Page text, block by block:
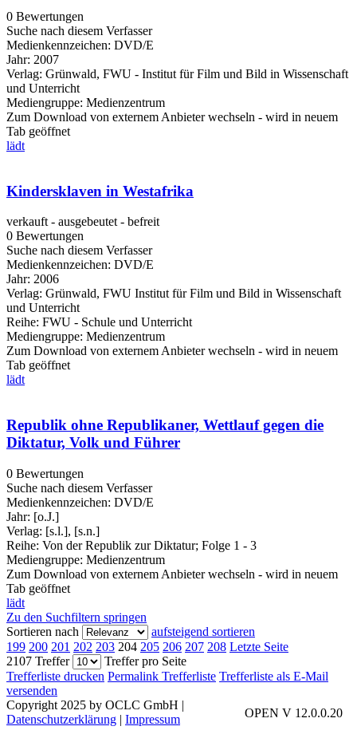
0 Bewertungen
Suche nach diesem Verfasser
Medienkennzeichen: DVD/E
Jahr: 2007
Verlag: Grünwald, FWU - Institut für Film und Bild in Wissenschaft
und Unterricht
Mediengruppe: Medienzentrum
Zum Download von externem Anbieter wechseln - wird in neuem
Tab geöffnet
lädt
Kindersklaven in Westafrika
verkauft - ausgebeutet - befreit
0 Bewertungen
Suche nach diesem Verfasser
Medienkennzeichen: DVD/E
Jahr: 2006
Verlag: Grünwald, FWU Institut für Film und Bild in Wissenschaft
und Unterricht
Reihe: FWU - Schule und Unterricht
Mediengruppe: Medienzentrum
Zum Download von externem Anbieter wechseln - wird in neuem
Tab geöffnet
lädt
Republik ohne Republikaner, Wettlauf gegen die
Diktatur, Volk und Führer
0 Bewertungen
Suche nach diesem Verfasser
Medienkennzeichen: DVD/E
Jahr: [o.J.]
Verlag: [s.l.], [s.n.]
Reihe: Von der Republik zur Diktatur; Folge 1 - 3
Mediengruppe: Medienzentrum
Zum Download von externem Anbieter wechseln - wird in neuem
Tab geöffnet
lädt
Zu den Suchfiltern springen
Sortieren nach
aufsteigend sortieren
199 200 201 202 203 204 205 206 207 208 Letzte Seite
2107 Treffer
Treffer pro Seite
Trefferliste drucken Permalink Trefferliste Trefferliste als E-Mail
versenden
OPEN V 12.0.0.20
Copyright 2025 by OCLC GmbH |
Datenschutzerklärung | Impressum